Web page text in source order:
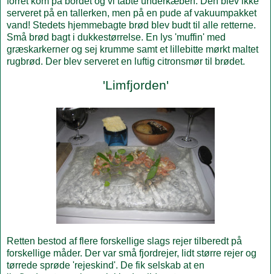
serveret på en tallerken, men på en pude af vakuumpakket
vand! Stedets hjemmebagte brød blev budt til alle retterne.
Små brød bagt i dukkestørrelse. En lys 'muffin' med
græskarkerner og sej krumme samt et lillebitte mørkt maltet
rugbrød. Der blev serveret en luftig citronsmør til brødet.
'Limfjorden'
Retten bestod af flere forskellige slags rejer tilberedt på
forskellige måder. Der var små fjordrejer, lidt større rejer og
tørrede sprøde 'rejeskind'. De fik selskab at en